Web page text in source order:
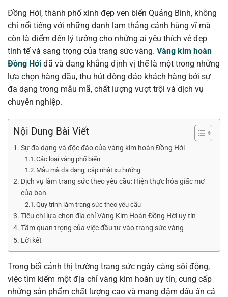
Đồng Hới, thành phố xinh đẹp ven biển Quảng Bình, không
chỉ nổi tiếng với những danh lam thắng cảnh hùng vĩ mà
còn là điểm đến lý tưởng cho những ai yêu thích vẻ đẹp
tinh tế và sang trọng của trang sức vàng. Vàng kim hoàn
Đồng Hới đã và đang khẳng định vị thế là một trong những
lựa chọn hàng đầu, thu hút đông đảo khách hàng bởi sự
đa dạng trong mẫu mã, chất lượng vượt trội và dịch vụ
chuyên nghiệp.
Nội Dung Bài Viết
Sự đa dạng và độc đáo của vàng kim hoàn Đồng Hới
Các loại vàng phổ biến
Mẫu mã đa dạng, cập nhật xu hướng
Dịch vụ làm trang sức theo yêu cầu: Hiện thực hóa giấc mơ
của bạn
Quy trình làm trang sức theo yêu cầu
Tiêu chí lựa chọn địa chỉ Vàng Kim Hoàn Đồng Hới uy tín
Tầm quan trọng của việc đầu tư vào trang sức vàng
Lời kết
Trong bối cảnh thị trường trang sức ngày càng sôi động,
việc tìm kiếm một địa chỉ vàng kim hoàn uy tín, cung cấp
những sản phẩm chất lượng cao và mang đậm dấu ấn cá